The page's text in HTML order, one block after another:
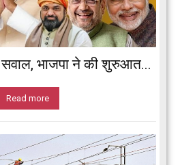
भाजपा ने की शुरुआत...
Read more